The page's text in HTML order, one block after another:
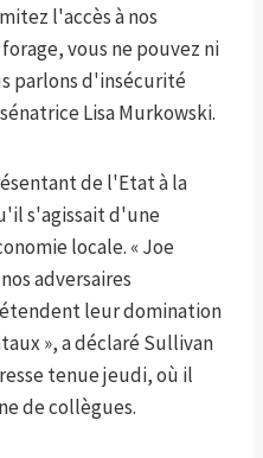
l'accès à nos
vous ne pouvez ni
parlons d'insécurité
Lisa Murkowski.
de l'Etat à la
s'agissait d'une
locale. « Joe
adversaires
leur domination
», a déclaré Sullivan
tenue jeudi, où il
de collègues.